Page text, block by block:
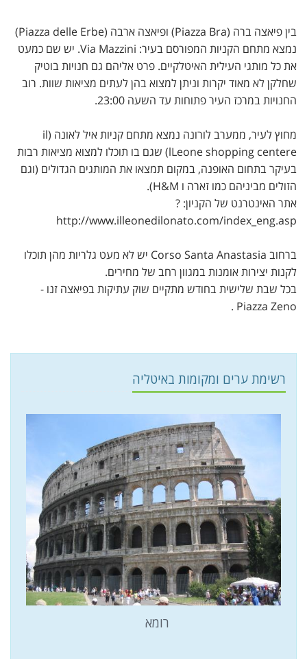
בין פיאצה ברה (Piazza Bra) ופיאצה ארבה (Piazza delle Erbe)
נמצא מתחם הקניות המפורסם בעיר: Via Mazzini. יש שם כמעט
את כל מותגי העילית האיטלקיים. פרט אליהם גם חנויות בוטיק
שחלקן לא מאוד יקרות וניתן למצוא בהן לעתים מציאות שוות. רוב
החנויות במרכז העיר פתוחות עד השעה 23:00.
מחוץ לעיר, ממערב לורונה נמצא מתחם קניות איל לאונה (il
lLeone shopping centere) שגם בו תוכלו למצוא מציאות רבות
בעיקר בתחום האופנה, במקום תמצאו את המותגים הגדולים (וגם
הזולים מביניהם כמו זארה ו H&M).
אתר האינטרנט של הקניון: ?
http://www.illeonedilonato.com/index_eng.asp
ברחוב Corso Santa Anastasia יש לא מעט גלריות מהן תוכלו
לקנות יצירות אומנות במגוון רחב של מחירים.
בכל שבת שלישית בחודש מתקיים שוק עתיקות בפיאצה זנו -
Piazza Zeno .
רשימת ערים ומקומות באיטליה
רומא